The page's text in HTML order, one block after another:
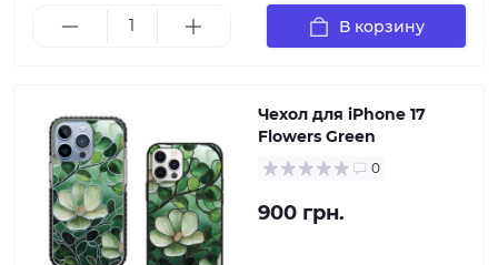
В корзину
Чехол для iPhone 17
Flowers Green
0
900 грн.